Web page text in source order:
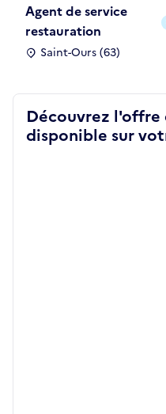
Agent de service
restauration
Saint-Ours (63)
Découvrez
disponible sur